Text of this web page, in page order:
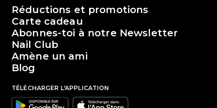
Le monde de Passione Beauty
Réductions et promotions
Carte cadeau
Abonnes-toi à notre Newsletter
Nail Club
Amène un ami
Blog
TÉLÉCHARGER L'APPLICATION
Google Apple